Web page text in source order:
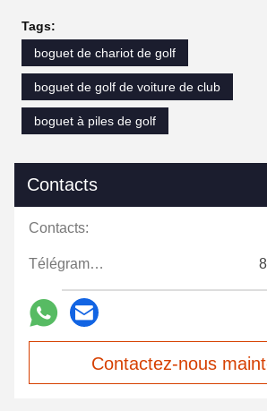
Tags:
boguet de chariot de golf
boguet de golf de voiture de club
boguet à piles de golf
Contacts
Contacts:
Télégramme:
Contactez-nous